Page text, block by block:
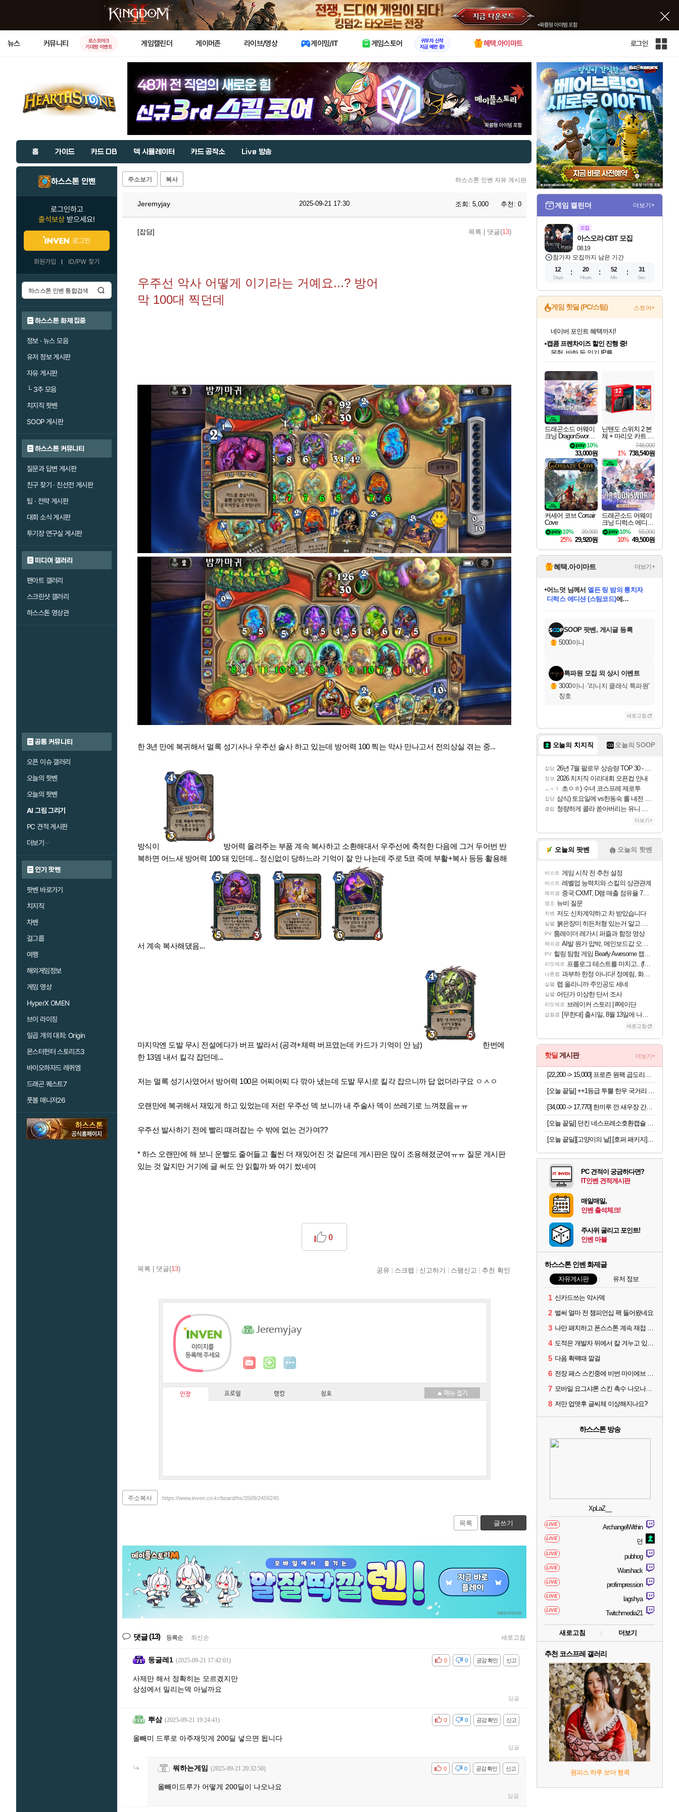
X
뉴스 커뮤니티
로스트아크
기대평 이벤트
게임캘린더 게이머존 라이브/영상 게이밍/IT 게임스토어
귀무자 신작
지금 예판 중!
혜택.아이마트 로그인
인
사
이
트
맵
홈 가이드 카드 DB 덱 시뮬레이터 카드 공작소 Live 방송
하스스톤 인벤
로그인하고
출석보상 받으세요!
로그인
회원가입 ID/PW 찾기
하스스톤 화제 집중
정보 · 뉴스 모음
유저 정보 게시판
자유 게시판
└3추 모음
치지직 팟벤
SOOP 게시판
하스스톤 커뮤니티
질문과 답변 게시판
친구 찾기 · 친선전 게시판
팁 · 전략 게시판
대회 소식 게시판
투기장 연구실 게시판
미디어 갤러리
팬아트 갤러리
스크린샷 갤러리
하스스톤 영상관
공통 커뮤니티
오픈 이슈 갤러리
오늘의 핫벤
오늘의 팟벤
AI 그림 그리기
PC 견적 게시판
더보기
인기 팟벤
팟벤 바로가기
치지직
차벤
걸그룹
여행
해외게임정보
게임 영상
HyperX OMEN
브이 라이징
일곱 개의 대죄: Origin
몬스터헌터 스토리즈3
바이오하자드 레퀴엠
드래곤 퀘스트7
풋볼 매니저26
주소보기 복사 하스스톤 인벤 자유 게시판
Jeremyjay 2025-09-21 17:30 조회: 5,000 추천: 0
[잡담] 목록 댓글(13)
우주선 악사 어떻게 이기라는 거예요...? 방어
막 100대 찍던데
한 3년 만에 복귀해서 멀록 성기사나 우주선 술사 하고 있는데 방어력 100 찍는 악사 만나고서 전의상실 겪는 중...
방식이
방어력 올려주는 부품 계속 복사하고 소환해대서 우주선에 축적한 다음에 그거 두어번 반
복하면 어느새 방어력 100 돼 있던데... 정신없이 당하느라 기억이 잘 안 나는데 주로 5코 죽메 부활+복사 등등 활용해
서 계속 복사해댔음...
마지막엔 도발 무시 전설에다가 버프 발라서 (공격+체력 버프였는데 카드가 기억이 안 남)
한번에
한 13뎀 내서 킬각 잡던데...
저는 멀록 성기사였어서 방어력 100은 어찌어찌 다 깎아 냈는데 도발 무시로 킬각 잡으니까 답 없더라구요 ㅇㅅㅇ
오랜만에 복귀해서 재밌게 하고 있었는데 저런 우주선 덱 보니까 내 주술사 덱이 쓰레기로 느껴졌음ㅠㅠ
우주선 발사하기 전에 빨리 때려잡는 수 밖에 없는 건가여??
* 하스 오랜만에 해 보니 운빨도 줄어들고 훨씬 더 재밌어진 것 같은데 게시판은 많이 조용해졌군여ㅠㅠ 질문 게시판
있는 것 알지만 거기에 글 써도 안 읽힐까 봐 여기 썼네여
목록 댓글(13)
0
공유 스크랩 신고하기 스팸신고 추천 확인
Jeremyjay
인장 프로필 랭킹 칭호
주소복사 https://www.inven.co.kr/board/hs/3509/2459245
목록 글쓰기
댓글(13) 등록순 최신순 새로고침
둥글레1 (2025-09-21 17:42:01) 신고
공감 확인
비공감 0
0
사제만 해서 정확히는 모르겠지만
상성에서 밀리는덱 아닐까요
답글
뿌삼 (2025-09-21 19:24:41) 신고
공감 확인
비공감 0
0
올빼미 드루로 아주재밋게 200딜 넣으면 됩니다
답글
뭐하는게임 (2025-09-21 20:32:50) 신고
공감 확인
비공감 0
0
올빼미드루가 어떻게 200딜이 나오나요
답글
게임 캘린더 더보기+
모집
08.19
아스오라 CBT 모집
참가자 모집까지 남은 기간
12
Days
20
Hours
52
Min
29
Sec
게임 핫딜 (PC/스팀) 스토어+
네이버혜택과 함께 만나보세요!
50%할인&추가 적립까지!
이니&베니 혜택까지!
네이버 혜택가와 함께 예약하세요!
할인&네이버혜택으로 만나보세요!
네이버페이 혜택과 만나보세요!
40주년 프로모션으로 만나보세요!
네이버 포인트 혜택까지!
캡콤 프렌차이즈 할인 진행 중!
몬헌, 바하 등 인기 IP를
할인가에 만나보세요!
일부 에디션 상시 할인!
혜택으로 예약 판매 중
편안하게 충전하세요
드래곤소드 어웨이
크닝 DragonSword A
10%
33,000원
닌텐도 스위치 2 본
체 + 마리오 카트 월
746,000
1% 738,540원
커세어 코브 Corsair
Cove
39,900
10%
25% 29,920원
드래곤소드 어웨이
크닝 디럭스 에디션
DragonSword Awake
ning Deluxe Edition
55,000
10%
10% 49,500원
혜택.아이마트 더보기+
당첨되셨습니다.
당첨되셨습니다.
당첨되셨습니다.
동작그만님께서(본편포함) 데이브 더
다이버 인 더 정글 번들 (스팀코드)
에디션 (스팀코드) 를 교환.
당첨되셨습니다.
당첨되셨습니다.
당첨되셨습니다.
당첨되셨습니다.
SOOP 팟벤, 게시글 등록
5000이니
특파원 모집 외 상시 이벤트
3000이니 ·'리니지 클래식 특파원'
칭호
새로고침
오늘의 치지직 오늘의 SOOP
잡담 26년 7월 팔로우 상승량 TOP 30 - 월간 치지직
정보 2026 치지직 이리대회 오픈컵 안내
ㅗㅜㅑ 초ㅇㅎ) 수녀 코스프레 제로투
잡담 삼식) 토요일에 vs한동숙 롤 내전 예정
클립 청량하게 콜라 쏟아버리는 유니 ㅋㅋㅋ
더보기+
오늘의 팟벤 오늘의 핫벤
비스트 게임 시작 전 추천 설정
비스트 레벨업 능력치와 스킬의 상관관계
해외겜 중국 CXMT, D램 매출 점유율 7%…글로벌 4위로 부상
명조 뉴비 질문
차벤 저도 신차계약하고 차 받았습니다
실팰 붉은장미 히든처형 있는거 알고 있었음?
PV 툼레이더 레가시 퍼즐과 함정 영상
해외겜 AI발 원가 압박, 메인보드값 오르나
PV 힐링 탐험 게임 Bearly Awesome 챕터 1 트레일러
리밋제로 프롤로그 테스트를 마치고.. (feat. 리아)
나혼렙 과부하 한정 아니다! 정예림, 화속성 서포터 세대 교체
실팰 렙 올리니까 주인공도 세네
실팰 어딘가 이상한 단서 조사
리밋제로 브레이커 스토리 | #에이단
섭컬겜 [무한대] 출시일, 8월 13일에 나오나
새로고침
핫딜 게시판 더보기+
[34,000 -> 17,770] 한끼루 깐 새우장 간장350g + 양념350g 2세트
[오늘 끝딜][고양이의 날] [호퍼 패키지] 리터로봇4 고양이 자동 화장실(블랙) + 리터호퍼
PC 견적이 궁금하다면?
IT인벤 견적게시판
매일매일,
인벤 출석체크!
주사위 굴리고 포인트!
인벤 마블
하스스톤 인벤 화제글
자유게시판 유저 정보
1 신카드쓰는 악사덱
2 벌써 얼마 전 챔피언십 팩 들어왔네요
3 나만 패치하고 폰스스톤 계속 재접 버그 걸리나?
4 도적은 개발자 뒤에서 칼 겨누고 있나 왜 너프를 안 당함
5 다음 확팩때 깔걸
6 전장 패스 스킨중에 비번 마이에브 즐겨 찾기 안되네요.
7 모바일 요그샤론 스킨 촉수 나오나요??
8 저만 업뎃후 글씨체 이상해지나요?
하스스톤 방송
XpLaZ__
LIVE ArchangelWithin
LIVE 던
LIVE pubhog
LIVE Warshack
LIVE profimpression
LIVE lagshya
LIVE Twitchmedia21
새로고침 더보기
추천 코스프레 갤러리
원피스 하루 보아 행콕